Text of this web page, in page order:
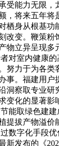
受能力无限，
，将来五年将
栖身从根基功
改变。鞭策粉
物立异呈现多
对室内健康
努力于为各类
事。福建用户
洞察取专业研
变化的显著影
能取绿色建
提拔产物溢
数字化手段
新发布的《